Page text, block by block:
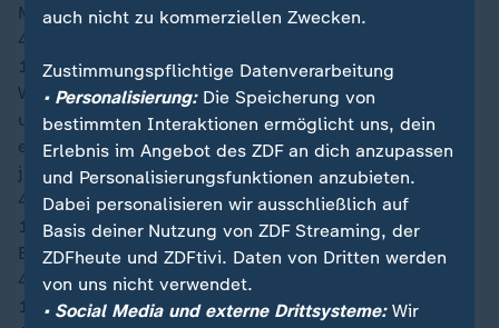
Metern genau in die Arme des Torhüters.
46′
19:09
Weiter geht es in Atlanta! Während Tschechien
unverändert aus der Kabine kommt, hat Hugo Broos
einmal gewechselt. Für Jayden Adams kommt der
junge Relebohile Mofokeng ins Spiel.
46′
19:07
Einwechslung bei Südafrika: Relebohile Mofokeng
46′
19:07
auch nicht zu kommerziellen Zwecken.
Zustimmungspflichtige Datenverarbeitung
• Personalisierung:Die Speicherung von
bestimmten Interaktionen ermöglicht uns, dein
Erlebnis im Angebot des ZDF an dich anzupassen
und Personalisierungsfunktionen anzubieten.
Dabei personalisieren wir ausschließlich auf
Basis deiner Nutzung von ZDF Streaming, der
ZDFheute und ZDFtivi. Daten von Dritten werden
von uns nicht verwendet.
• Social Media und externe Drittsysteme:Wir